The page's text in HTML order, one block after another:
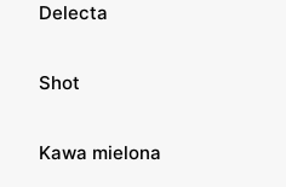
Delecta
Shot
Kawa mielona